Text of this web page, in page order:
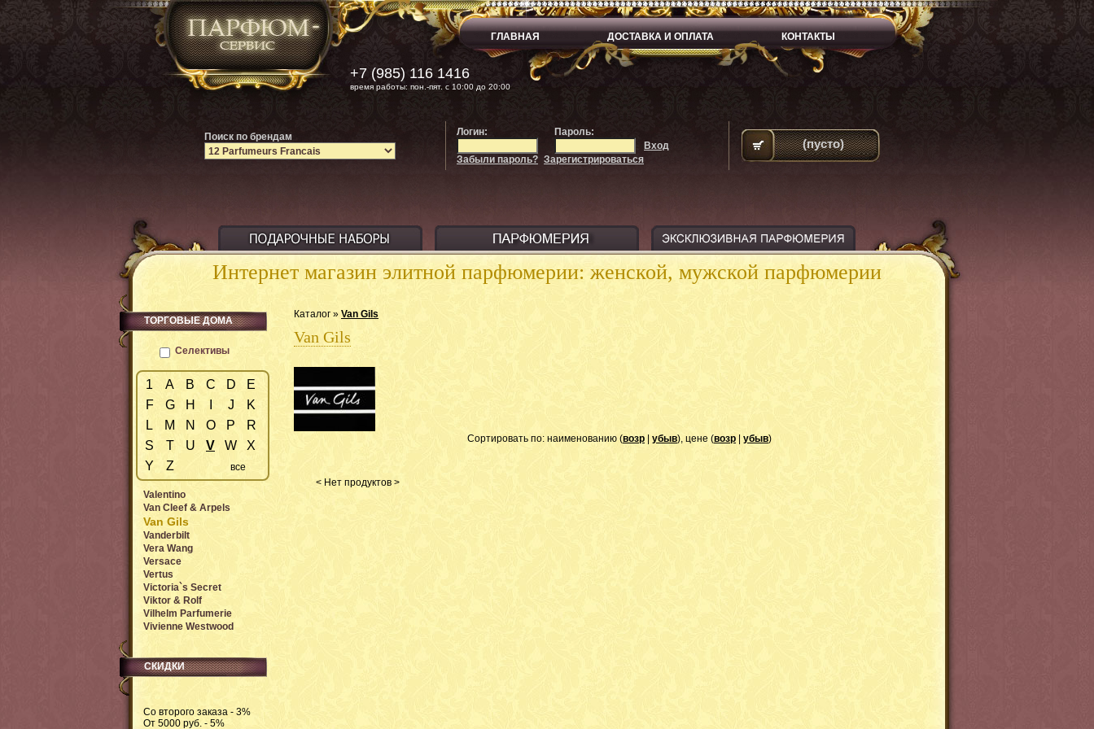
Интернет магазин элитной парфюмерии: женской, мужской парфюмерии
Каталог » Van Gils
Van Gils
Сортировать по: наименованию (возр убыв), цене (возр убыв)
< Нет продуктов >
ТОРГОВЫЕ ДОМА
Селективы
1 A B C D
E
F
G H J
K
L
M N O P
R
S
T U V W
X
Y
Z все
Valentino
Van Cleef & Arpels
Van Gils
Vanderbilt
Vera Wang
Versace
Vertus
Victoria`s Secret
Viktor & Rolf
Vilhelm Parfumerie
Vivienne Westwood
СКИДКИ
Со второго заказа - 3%
От 5000 руб. - 5%
ГЛАВНАЯ ДОСТАВКА И ОПЛАТА КОНТАКТЫ
+7 (985) 116 1416
время работы: пон.-пят. с 10:00 до 20:00
Поиск по брендам Логин:
Пароль:
Вход
Забыли пароль? Зарегистрироваться
(пусто)